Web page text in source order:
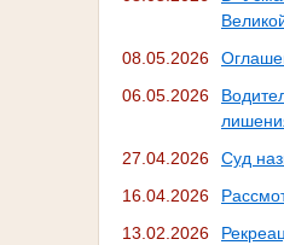
08.05.2026
06.05.2026
27.04.2026
Суд
16.04.2026
13.02.2026